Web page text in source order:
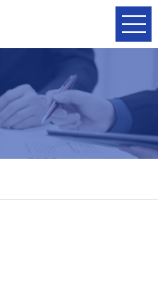
t
o
g
n
g
a
n